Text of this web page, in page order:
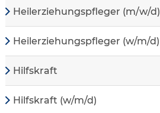
Heilerziehungspfleger (m/w/d)
Heilerziehungspfleger (w/m/d)
Hilfskraft
Hilfskraft (w/m/d)